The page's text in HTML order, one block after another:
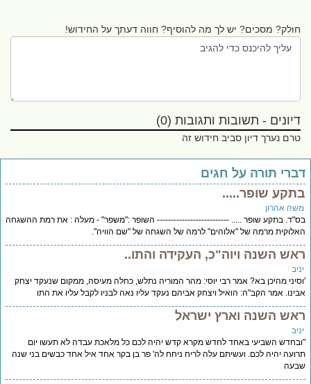
חולק? מסכים? יש לך מה להוסיף? חווה דעתך על החידוש!
דיונים - תשובות ותגובות (0)
טרם נערך דיון סביב חידוש זה
תורה על חגים
שופר.....
אהרון
בתקע שופר ..... -------------------------- השופר :"משפר" - מעלה : את רמת ההשגחה
מרמה של "אלוהים" לרמה של השגחה של "שם הוויה".
השנה ויוה"כ, העקידה והתו..
מהיכן בא? אמר רבי יוסי: מהר המוריה נתלש, כחלה מעיסה, ממקום שנעקד יצחק
אמר הקב"ה: הואיל ויצחק אביהם נעקד עליו נאה לבניו לקבל עליו את התו
השנה וארץ ישראל
השביעי באחד לחדש מקרא קדש יהיה לכם כל מלאכת עבדה לא תעשו יום
יהיה לכם. ועשיתם עלה לריח ניחח לה' פר בן בקר אחד איל אחד כבשים בני שנה